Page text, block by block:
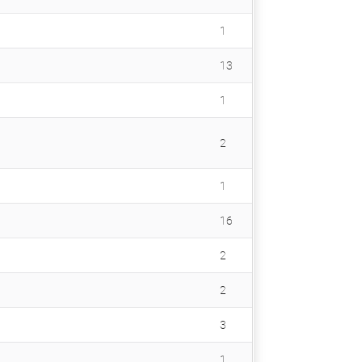
1
13
1
2
1
16
2
2
3
1